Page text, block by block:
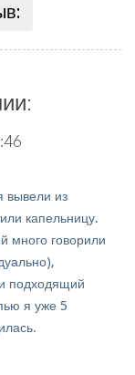
вывели из
капельницу.
много говорили
подходящий
я уже 5